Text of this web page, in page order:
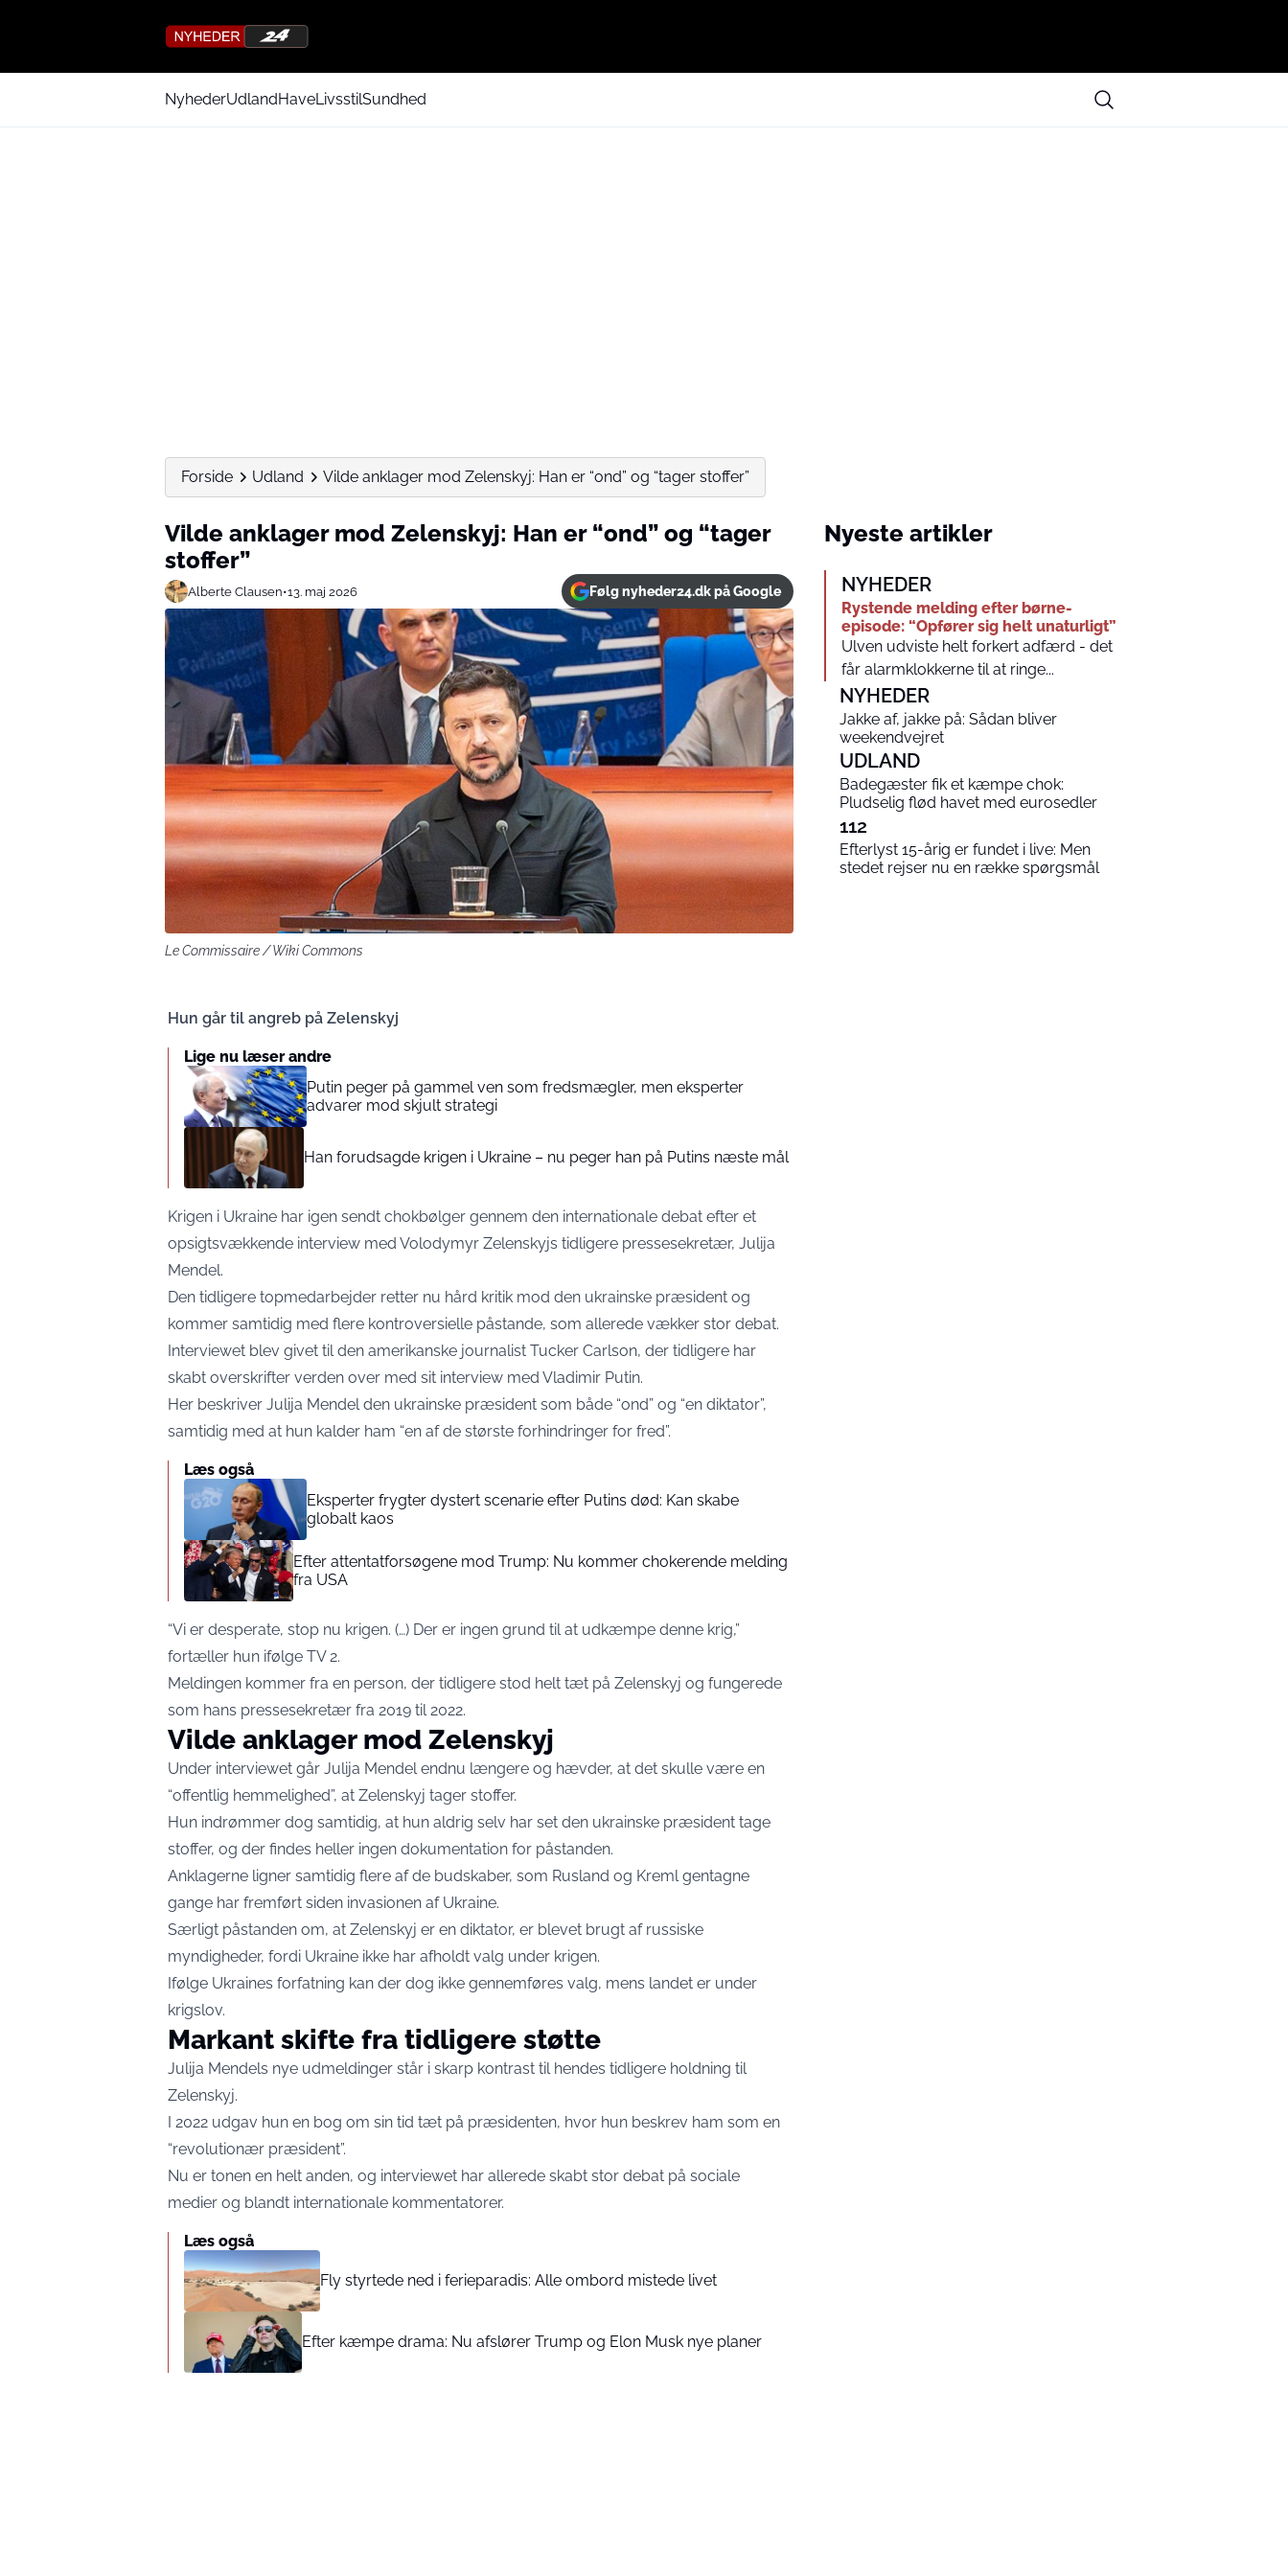
NyhederUdlandHaveLivsstilSundhed
Forside Udland Vilde anklager mod Zelenskyj: Han er “ond” og “tager stoffer”
Vilde anklager mod Zelenskyj: Han er “ond” og “tager
stoffer”
Alberte Clausen•13. maj 2026 Følg nyheder24.dk på Google
Le Commissaire / Wiki Commons
Hun går til angreb på Zelenskyj
Lige nu læser andre
Putin peger på gammel ven som fredsmægler, men eksperter
advarer mod skjult strategi
Han forudsagde krigen i Ukraine – nu peger han på Putins næste mål
Krigen i Ukraine har igen sendt chokbølger gennem den internationale debat efter et
opsigtsvækkende interview med Volodymyr Zelenskyjs tidligere pressesekretær, Julija
Mendel.
Den tidligere topmedarbejder retter nu hård kritik mod den ukrainske præsident og
kommer samtidig med flere kontroversielle påstande, som allerede vækker stor debat.
Interviewet blev givet til den amerikanske journalist Tucker Carlson, der tidligere har
skabt overskrifter verden over med sit interview med Vladimir Putin.
Her beskriver Julija Mendel den ukrainske præsident som både “ond” og “en diktator”,
samtidig med at hun kalder ham “en af de største forhindringer for fred”.
Læs også
Eksperter frygter dystert scenarie efter Putins død: Kan skabe
globalt kaos
Efter attentatforsøgene mod Trump: Nu kommer chokerende melding
fra USA
“Vi er desperate, stop nu krigen. (…) Der er ingen grund til at udkæmpe denne krig,”
fortæller hun ifølge TV 2.
Meldingen kommer fra en person, der tidligere stod helt tæt på Zelenskyj og fungerede
som hans pressesekretær fra 2019 til 2022.
Vilde anklager mod Zelenskyj
Under interviewet går Julija Mendel endnu længere og hævder, at det skulle være en
“offentlig hemmelighed”, at Zelenskyj tager stoffer.
Hun indrømmer dog samtidig, at hun aldrig selv har set den ukrainske præsident tage
stoffer, og der findes heller ingen dokumentation for påstanden.
Anklagerne ligner samtidig flere af de budskaber, som Rusland og Kreml gentagne
gange har fremført siden invasionen af Ukraine.
Særligt påstanden om, at Zelenskyj er en diktator, er blevet brugt af russiske
myndigheder, fordi Ukraine ikke har afholdt valg under krigen.
Ifølge Ukraines forfatning kan der dog ikke gennemføres valg, mens landet er under
krigslov.
Markant skifte fra tidligere støtte
Julija Mendels nye udmeldinger står i skarp kontrast til hendes tidligere holdning til
Zelenskyj.
I 2022 udgav hun en bog om sin tid tæt på præsidenten, hvor hun beskrev ham som en
“revolutionær præsident”.
Nu er tonen en helt anden, og interviewet har allerede skabt stor debat på sociale
medier og blandt internationale kommentatorer.
Læs også
Fly styrtede ned i ferieparadis: Alle ombord mistede livet
Efter kæmpe drama: Nu afslører Trump og Elon Musk nye planer
Nyeste artikler
NYHEDER
Rystende melding efter børne-
episode: “Opfører sig helt unaturligt”
Ulven udviste helt forkert adfærd - det
får alarmklokkerne til at ringe...
NYHEDER
Jakke af, jakke på: Sådan bliver
weekendvejret
UDLAND
Badegæster fik et kæmpe chok:
Pludselig flød havet med eurosedler
112
Efterlyst 15-årig er fundet i live: Men
stedet rejser nu en række spørgsmål